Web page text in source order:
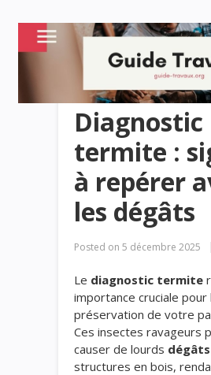
Diagnostic
termite :
à repérer
les dégâts
Posted on 5 décembre 2025
Le diagnostic termite
importance cruciale pour
préservation de votre
Ces insectes ravageurs
causer de lourds dégâts
structures en bois,